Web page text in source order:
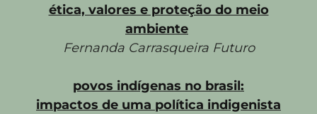
ética, valores e proteção do meio
ambiente
Fernanda Carrasqueira Futuro
povos indígenas no brasil:
impactos de uma política indigenista